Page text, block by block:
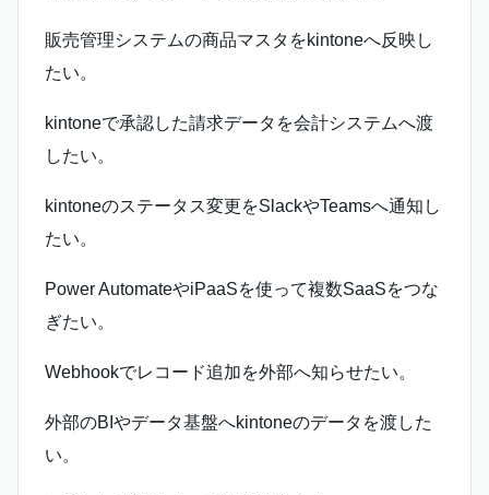
販売管理システムの商品マスタをkintoneへ反映し
たい。
kintoneで承認した請求データを会計システムへ渡
したい。
kintoneのステータス変更をSlackやTeamsへ通知し
たい。
Power AutomateやiPaaSを使って複数SaaSをつな
ぎたい。
Webhookでレコード追加を外部へ知らせたい。
外部のBIやデータ基盤へkintoneのデータを渡した
い。